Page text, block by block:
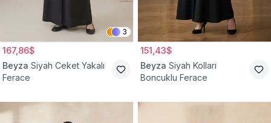
3
167,86$
Beyza Siyah Ceket Yakalı
Ferace
151,43$
Beyza Siyah Kolları
Boncuklu Ferace